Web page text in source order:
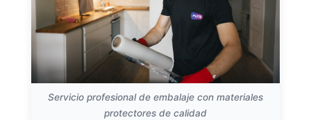
Servicio profesional de embalaje con materiales
protectores de calidad